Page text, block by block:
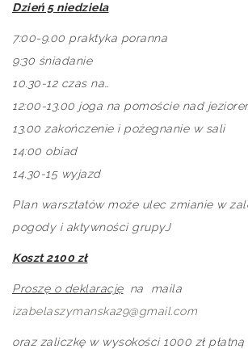
Dzień 5 niedziela
7:00-9.00 praktyka poranna
9:30 śniadanie
10.30-12 czas na…
12:00-13.00 joga na pomoście nad
13.00 zakończenie i pożegnanie w sali
14:00 obiad
14.30-15 wyjazd
Plan warsztatów może ulec zmianie w
pogody i aktywności grupyJ
Koszt 2100 zł
Proszę o deklarację na maila
izabelaszymanska29@gmail.com
oraz zaliczkę w wysokości 1000 zł płatną